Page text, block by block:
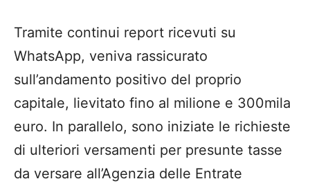
Tramite continui report ricevuti su
WhatsApp, veniva rassicurato
sull’andamento positivo del proprio
capitale, lievitato fino al milione e 300mila
euro. In parallelo, sono iniziate le richieste
di ulteriori versamenti per presunte tasse
da versare all’Agenzia delle Entrate